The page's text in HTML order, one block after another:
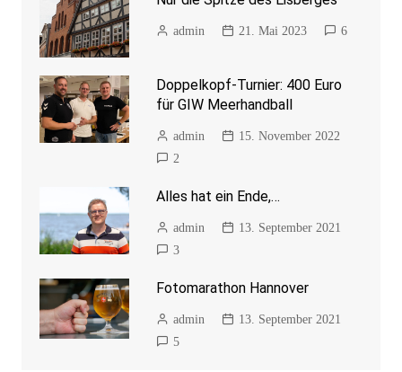
admin 21. Mai 2023 6
Doppelkopf-Turnier: 400 Euro
für GIW Meerhandball
admin
15. November 2022
2
Alles hat ein Ende,…
admin
13. September 2021
3
Fotomarathon Hannover
admin
13. September 2021
5